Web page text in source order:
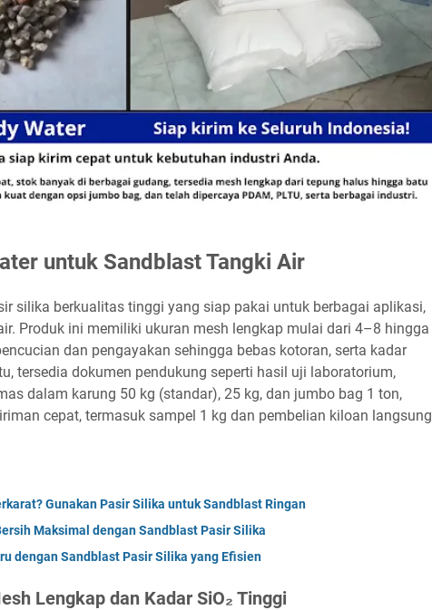
untuk Sandblast Tangki Air
silika berkualitas tinggi yang siap pakai untuk berbagai aplikasi,
Produk ini memiliki ukuran mesh lengkap mulai dari 4–8 hingga
dan pengayakan sehingga bebas kotoran, serta kadar
tersedia dokumen pendukung seperti hasil uji laboratorium,
dalam karung 50 kg (standar), 25 kg, dan jumbo bag 1 ton,
cepat, termasuk sampel 1 kg dan pembelian kiloan langsung
Gunakan Pasir Silika untuk Sandblast Ringan
Maksimal dengan Sandblast Pasir Silika
dengan Sandblast Pasir Silika yang Efisien
Lengkap dan Kadar SiO₂ Tinggi